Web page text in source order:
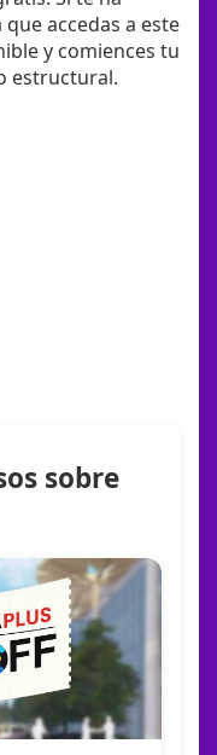
accedas a este
y comiences tu
estructural.
sobre